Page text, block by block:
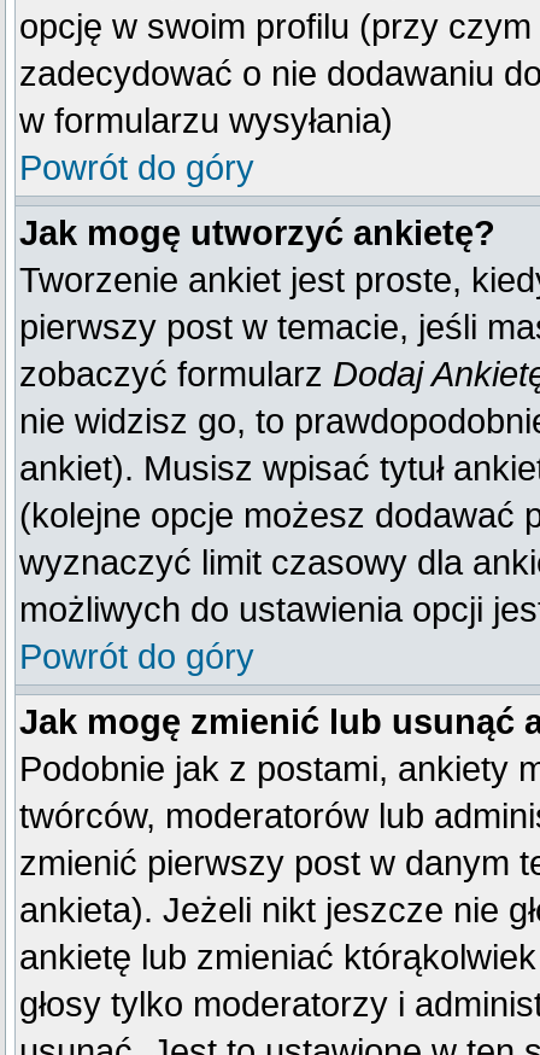
opcję w swoim profilu (przy
zadecydować o nie dodawaniu
w formularzu wysyłania)
Powrót do góry
Jak mogę utworzyć ankietę?
Tworzenie ankiet jest proste,
pierwszy post w temacie, jeśli
zobaczyć formularz Dodaj
nie widzisz go, to
ankiet). Musisz wpisać tytuł
(kolejne opcje możesz dodawać
wyznaczyć limit czasowy dla
możliwych do ustawienia opcji
Powrót do góry
Jak mogę zmienić lub usunąć
Podobnie jak z postami, ankiety
twórców, moderatorów lub
zmienić pierwszy post w danym
ankieta). Jeżeli nikt jeszcze nie
ankietę lub zmieniać
głosy tylko moderatorzy i